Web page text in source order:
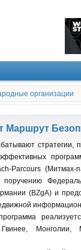
организации
Маршрут
Parcours
(BZgA) и
Монголии,